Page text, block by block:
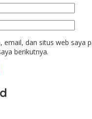
email, dan situs web saya
berikutnya.